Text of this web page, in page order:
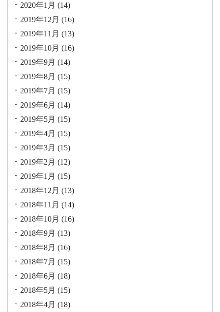
2020年1月 (14)
2019年12月 (16)
2019年11月 (13)
2019年10月 (16)
2019年9月 (14)
2019年8月 (15)
2019年7月 (15)
2019年6月 (14)
2019年5月 (15)
2019年4月 (15)
2019年3月 (15)
2019年2月 (12)
2019年1月 (15)
2018年12月 (13)
2018年11月 (14)
2018年10月 (16)
2018年9月 (13)
2018年8月 (16)
2018年7月 (15)
2018年6月 (18)
2018年5月 (15)
2018年4月 (18)